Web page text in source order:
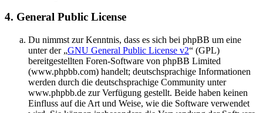
4. General Public License
Du nimmst zur Kenntnis, dass es sich bei phpBB um eine
unter der „GNU General Public License v2“ (GPL)
bereitgestellten Foren-Software von phpBB Limited
(www.phpbb.com) handelt; deutschsprachige Informationen
werden durch die deutschsprachige Community unter
www.phpbb.de zur Verfügung gestellt. Beide haben keinen
Einfluss auf die Art und Weise, wie die Software verwendet